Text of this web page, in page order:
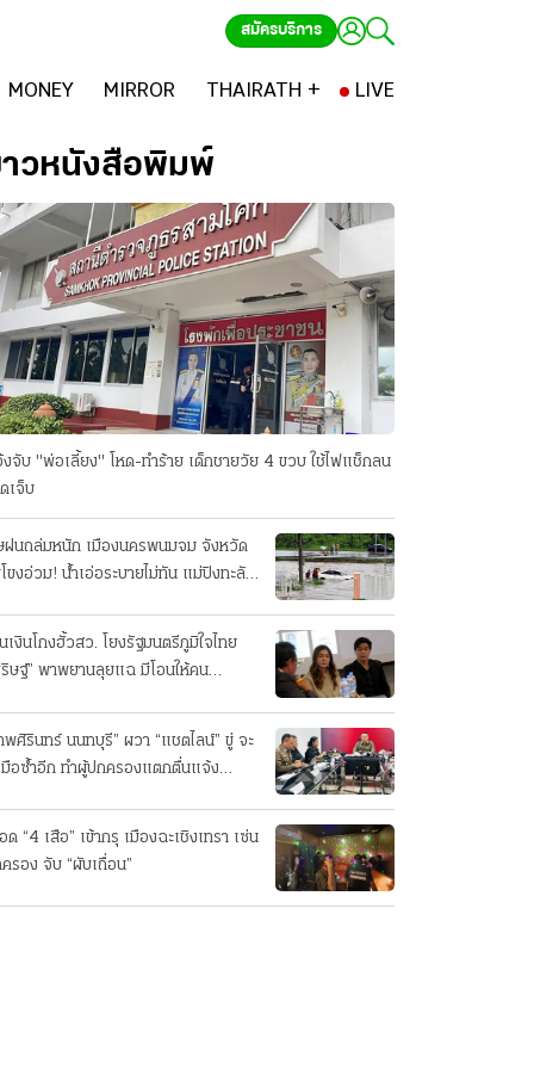
สมัครบริการ
MONEY MIRROR THAIRATH + LIVE
วหนังสือพิมพ์
จับ "พ่อเลี้ยง" โหด-ทําร้าย เด็กชายวัย 4 ขวบ ใช้ไฟแช็กลน
เจ็บ
นถล่มหนัก เมืองนครพนมจม จังหวัด
ขงอ่วม! นํ้าเอ่อระบายไม่ทัน แม่ปิงทะลัก
เงินโกงฮั้วสว. โยงรัฐมนตรีภูมิใจไทย
ษฐ์” พาพยานลุยแฉ มีโอนให้คน
พศิรินทร์ นนทบุรี” ผวา “แชตไลน์” ขู่ จะ
อซ้ำอีก ทําผู้ปกครองแตกตื่นแจ้ง
ด “4 เสือ” เข้ากรุ เมืองฉะเชิงเทรา เซ่น
รอง จับ “ผับเถื่อน”